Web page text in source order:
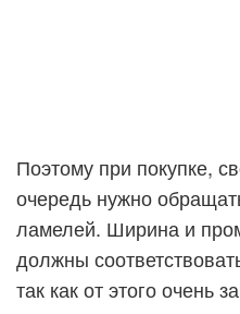
Поэтому при покупке,
очередь нужно
ламелей. Ширина и
должны
так как от этого очень